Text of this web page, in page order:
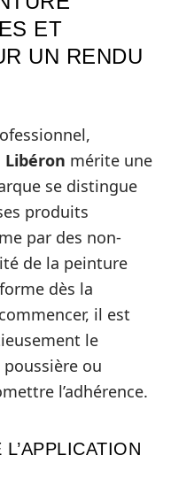
ET
UN RENDU
Libéron mérite une
se distingue
produits
par des non-
de la peinture
dès la
il est
le
ou
l’adhérence.